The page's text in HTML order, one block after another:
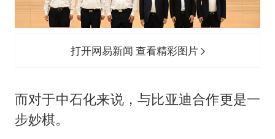
打开网易新闻 查看精彩图片
而对于中石化来说，与比亚迪合作更是一
步妙棋。